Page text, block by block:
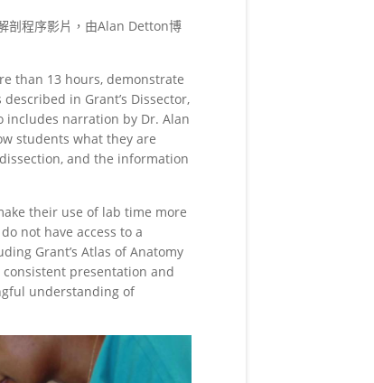
剖程序影片，由Alan Detton博
than 13 hours, demonstrate
in Grant’s Dissector,
includes narration by Dr. Alan
students what they are
and the information
their use of lab time more
not have access to a
Grant’s Atlas of Anatomy
consistent presentation and
understanding of